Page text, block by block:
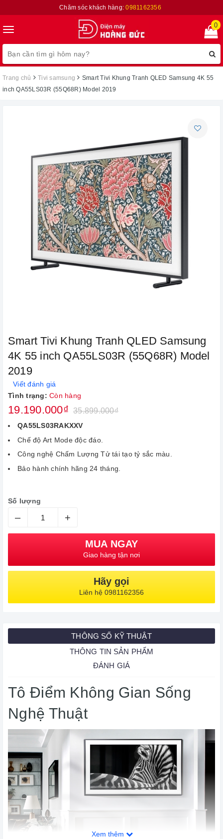
Chăm sóc khách hàng:0981162356
Toggle
navigation
0
Trang chủ Tivi samsung
Smart Tivi Khung Tranh QLED Samsung 4K 55
inch QA55LS03R (55Q68R) Model 2019
Smart Tivi Khung Tranh QLED Samsung
4K 55 inch QA55LS03R (55Q68R) Model
2019
Viết đánh giá
Tình trạng: Còn hàng
19.190.000₫ 35.899.000₫
QA55LS03RAKXXV
Chế độ Art Mode độc đáo.
Công nghệ Chấm Lượng Tử tái tạo tỷ sắc màu.
Bảo hành chính hãng 24 tháng.
Số lượng
– +
MUA NGAY
Giao hàng tận nơi
Hãy gọi
Liên hệ 0981162356
THÔNG SỐ KỸ THUẬT
THÔNG TIN SẢN PHẨM
ĐÁNH GIÁ
Tô Điểm Không Gian Sống
Nghệ Thuật
Xem thêm